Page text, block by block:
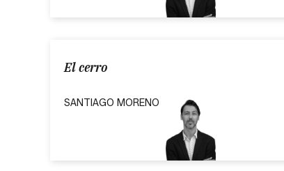
El cerro
SANTIAGO MORENO